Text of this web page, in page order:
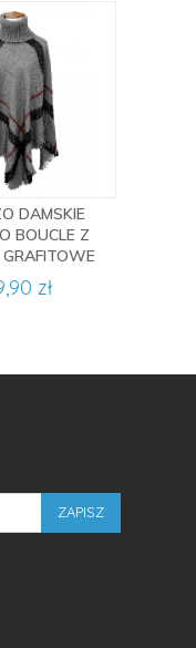
DAMSKIE
BOUCLE Z
GRAFITOWE
zł
ZAPISZ